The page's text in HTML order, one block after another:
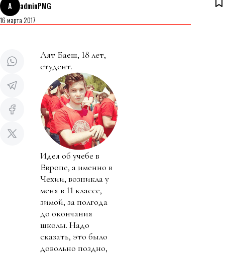
A
adminPMG
16 марта 2017
Аят Баеш, 18 лет,
студент.
Идея об учебе в
Европе, а именно в
Чехии, возникла у
меня в 11 классе,
зимой, за полгода
до окончания
школы. Надо
сказать, это было
довольно поздно,